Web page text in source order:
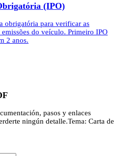
(IPO)
obrigatória para verificar as
do veículo. Primeiro IPO
2 anos.
pasos y enlaces
ningún detalle.Tema: Carta de